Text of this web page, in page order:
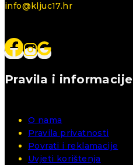
info@kljuc17.hr
Pravila i informacije
O nama
Pravila privatnosti
Povrati i reklamacije
Uvjeti korištenja